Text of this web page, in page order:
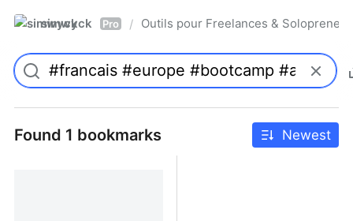
simwyck Pro / Outils pour Freelances &
Found 1 bookmarks Newest